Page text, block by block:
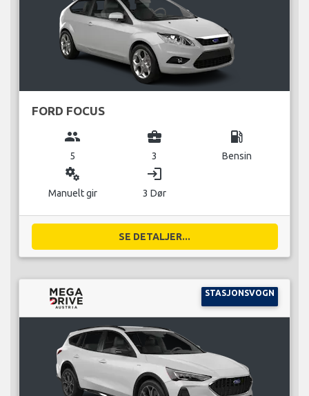
FORD FOCUS
group
5
business_center
3
local_gas_station
Bensin
miscellaneous_services
Manuelt gir
login
3 Dør
SE DETALJER...
STASJONSVOGN